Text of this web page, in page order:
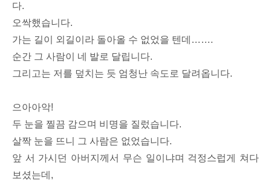
다.
오싹했습니다.
가는 길이 외길이라 돌아올 수 없었을 텐데…….
순간 그 사람이 네 발로 달립니다.
그리고는 저를 덮치는 듯 엄청난 속도로 달려옵니다.
으아아악!
두 눈을 찔끔 감으며 비명을 질렀습니다.
살짝 눈을 뜨니 그 사람은 없었습니다.
앞 서 가시던 아버지께서 무슨 일이냐며 걱정스럽게 쳐다
보셨는데,